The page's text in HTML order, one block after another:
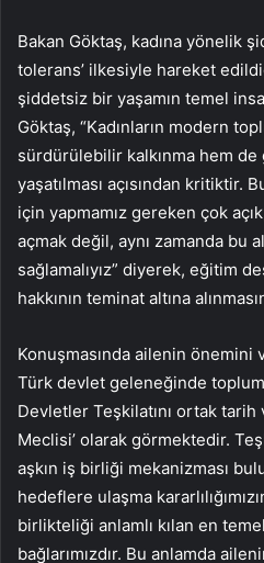
Bakan Göktaş, kadına yönelik
tolerans’ ilkesiyle hareket
şiddetsiz bir yaşamın temel
Göktaş, “Kadınların modern
sürdürülebilir kalkınma hem
yaşatılması açısından
için yapmamız gereken çok
açmak değil, aynı zamanda bu
sağlamalıyız” diyerek, eğitim
hakkının teminat altına
Konuşmasında ailenin önemini
Türk devlet geleneğinde
Devletler Teşkilatını ortak tarih
Meclisi’ olarak görmektedir.
aşkın iş birliği mekanizması
hedeflere ulaşma
birlikteliği anlamlı kılan en
bağlarımızdır. Bu anlamda